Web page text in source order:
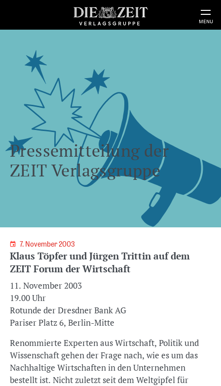
MENU
Pressemitteilung der
ZEIT Verlagsgruppe
7. November 2003
Klaus Töpfer und Jürgen Trittin auf dem
ZEIT Forum der Wirtschaft
11. November 2003
19.00 Uhr
Rotunde der Dresdner Bank AG
Pariser Platz 6, Berlin-Mitte
Renommierte Experten aus Wirtschaft, Politik und
Wissenschaft gehen der Frage nach, wie es um das
Nachhaltige Wirtschaften in den Unternehmen
bestellt ist. Nicht zuletzt seit dem Weltgipfel für